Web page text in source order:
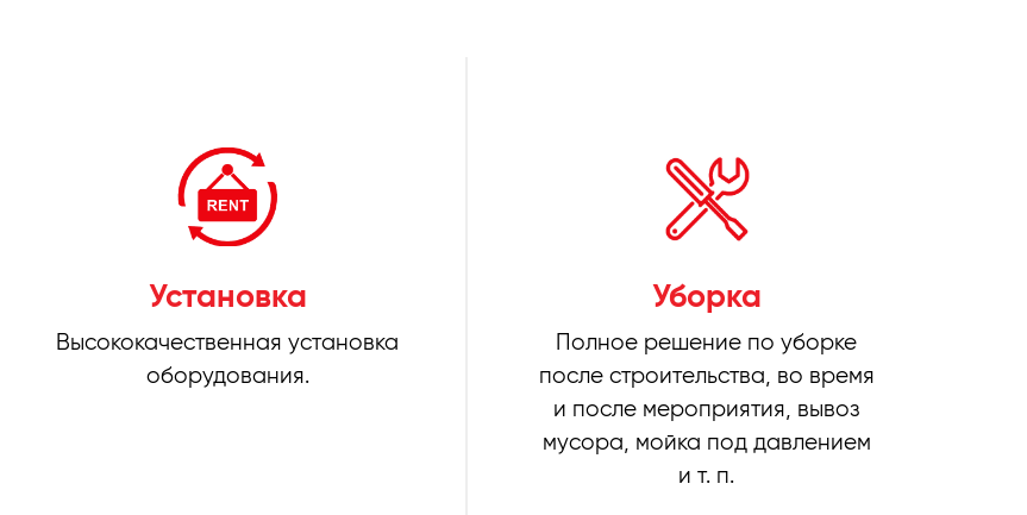
Установка
Высококачественная установка
оборудования.
Уборка
Полное решение по уборке
после строительства, во время
и после мероприятия, вывоз
мусора, мойка под давлением
и т. п.